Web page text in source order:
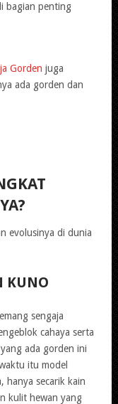
bagian penting
Gorden juga
ada gorden dan
evolusinya di dunia
KUNO
sengaja
cahaya serta
ada gorden ini
itu model
hanya secarik kain
kulit hewan yang